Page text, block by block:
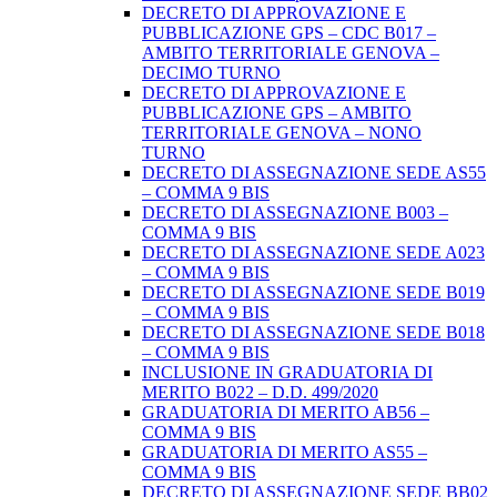
DECRETO DI APPROVAZIONE E
PUBBLICAZIONE GPS – CDC B017 –
AMBITO TERRITORIALE GENOVA –
DECIMO TURNO
DECRETO DI APPROVAZIONE E
PUBBLICAZIONE GPS – AMBITO
TERRITORIALE GENOVA – NONO
TURNO
DECRETO DI ASSEGNAZIONE SEDE AS55
– COMMA 9 BIS
DECRETO DI ASSEGNAZIONE B003 –
COMMA 9 BIS
DECRETO DI ASSEGNAZIONE SEDE A023
– COMMA 9 BIS
DECRETO DI ASSEGNAZIONE SEDE B019
– COMMA 9 BIS
DECRETO DI ASSEGNAZIONE SEDE B018
– COMMA 9 BIS
INCLUSIONE IN GRADUATORIA DI
MERITO B022 – D.D. 499/2020
GRADUATORIA DI MERITO AB56 –
COMMA 9 BIS
GRADUATORIA DI MERITO AS55 –
COMMA 9 BIS
DECRETO DI ASSEGNAZIONE SEDE BB02